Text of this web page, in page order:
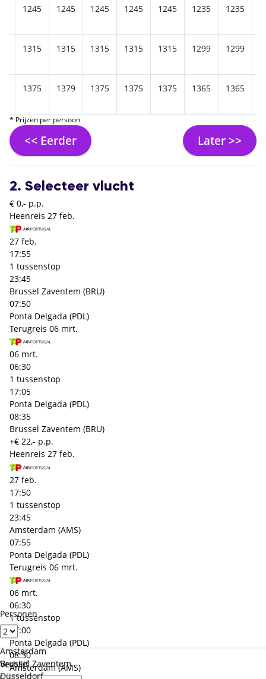
Personen
Verblijf
Amsterdam
Brussel Zaventem
Düsseldorf
1245 1245 1245 1245 1245 1235 1235
1315 1315 1315 1315 1315 1299 1299
1375 1379 1375 1375 1375 1365 1365
* Prijzen per persoon
<< Eerder Later >>
2. Selecteer vlucht
€ 0,- p.p.
Heenreis 27 feb.
27 feb.
17:55
1 tussenstop
23:45
Brussel Zaventem (BRU)
07:50
Ponta Delgada (PDL)
Terugreis 06 mrt.
06 mrt.
06:30
1 tussenstop
17:05
Ponta Delgada (PDL)
08:35
Brussel Zaventem (BRU)
+€ 22,- p.p.
Heenreis 27 feb.
27 feb.
17:50
1 tussenstop
23:45
Amsterdam (AMS)
07:55
Ponta Delgada (PDL)
Terugreis 06 mrt.
06 mrt.
06:30
1 tussenstop
17:00
Ponta Delgada (PDL)
08:30
Amsterdam (AMS)